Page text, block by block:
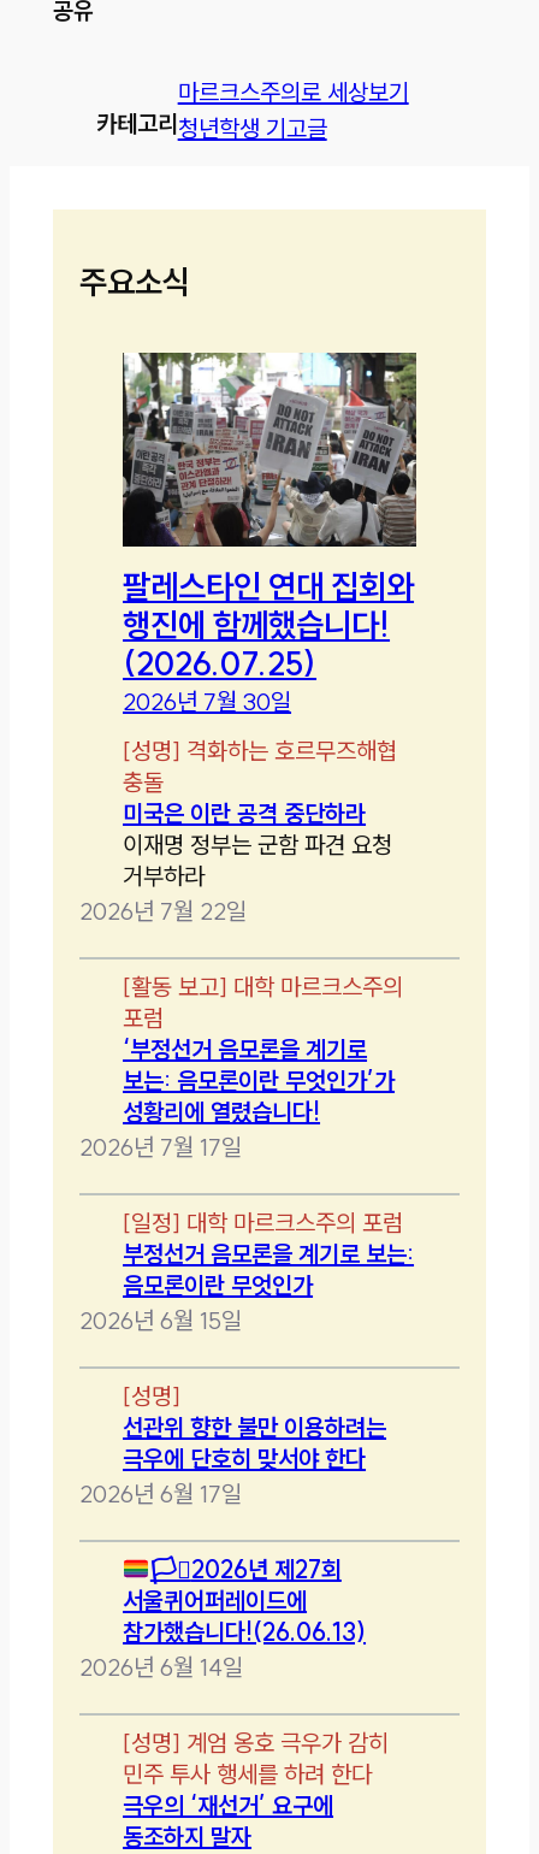
공유
카테고리
마르크스주의로 세상보기
청년학생 기고글
주요소식
팔레스타인 연대 집회와
행진에 함께했습니다!
(2026.07.25)
2026년 7월 30일
[성명] 격화하는 호르무즈해협
충돌
미국은 이란 공격 중단하라
이재명 정부는 군함 파견 요청
거부하라
2026년 7월 22일
[활동 보고] 대학 마르크스주의
포럼
‘부정선거 음모론을 계기로
보는: 음모론이란 무엇인가’가
성황리에 열렸습니다!
2026년 7월 17일
[일정] 대학 마르크스주의 포럼
부정선거 음모론을 계기로 보는:
음모론이란 무엇인가
2026년 6월 15일
[성명]
선관위 향한 불만 이용하려는
극우에 단호히 맞서야 한다
2026년 6월 17일
🏳️‍⚧️2026년 제27회
서울퀴어퍼레이드에
참가했습니다!(26.06.13)
2026년 6월 14일
[성명] 계엄 옹호 극우가 감히
민주 투사 행세를 하려 한다
극우의 ‘재선거’ 요구에
동조하지 말자